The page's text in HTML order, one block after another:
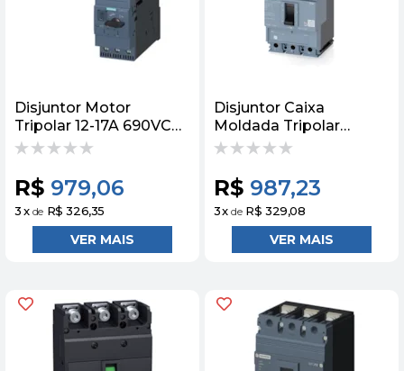
Disjuntor Motor
Tripolar 12-17A 690VCA
5KA S2 3RV20314TA10
R$ 979,06
3x de R$ 326,35
Disjuntor Caixa
Moldada Tripolar
Termomagnético 415V
R$ 987,23
3x de R$ 329,08